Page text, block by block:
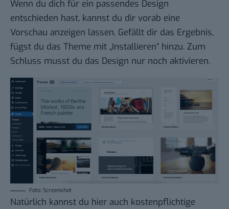
Wenn du dich für ein passendes Design
entschieden hast, kannst du dir vorab eine
Vorschau anzeigen lassen. Gefällt dir das Ergebnis,
fügst du das Theme mit „Installieren“ hinzu. Zum
Schluss musst du das Design nur noch aktivieren.
Foto: Screenshot
Natürlich kannst du hier auch kostenpflichtige